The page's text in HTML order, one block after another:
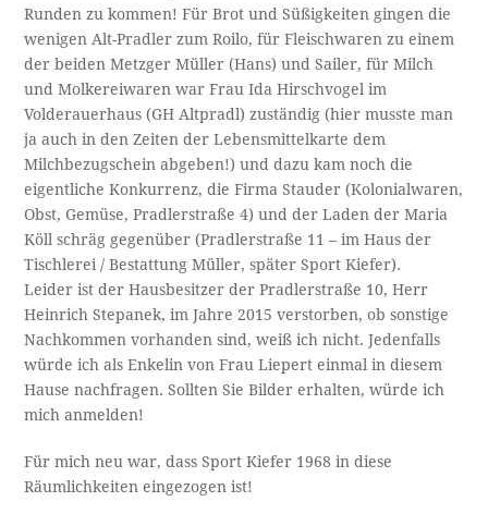
Runden zu kommen! Für Brot und Süßigkeiten gingen die
wenigen Alt-Pradler zum Roilo, für Fleischwaren zu einem
der beiden Metzger Müller (Hans) und Sailer, für Milch
und Molkereiwaren war Frau Ida Hirschvogel im
Volderauerhaus (GH Altpradl) zuständig (hier musste man
ja auch in den Zeiten der Lebensmittelkarte dem
Milchbezugschein abgeben!) und dazu kam noch die
eigentliche Konkurrenz, die Firma Stauder (Kolonialwaren,
Obst, Gemüse, Pradlerstraße 4) und der Laden der Maria
Köll schräg gegenüber (Pradlerstraße 11 – im Haus der
Tischlerei / Bestattung Müller, später Sport Kiefer).
Leider ist der Hausbesitzer der Pradlerstraße 10, Herr
Heinrich Stepanek, im Jahre 2015 verstorben, ob sonstige
Nachkommen vorhanden sind, weiß ich nicht. Jedenfalls
würde ich als Enkelin von Frau Liepert einmal in diesem
Hause nachfragen. Sollten Sie Bilder erhalten, würde ich
mich anmelden!
Für mich neu war, dass Sport Kiefer 1968 in diese
Räumlichkeiten eingezogen ist!